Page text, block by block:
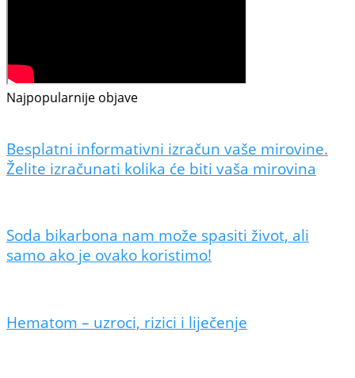
Najpopularnije objave
Besplatni informativni izračun vaše mirovine.
Želite izračunati kolika će biti vaša mirovina
Soda bikarbona nam može spasiti život, ali
samo ako je ovako koristimo!
Hematom – uzroci, rizici i liječenje